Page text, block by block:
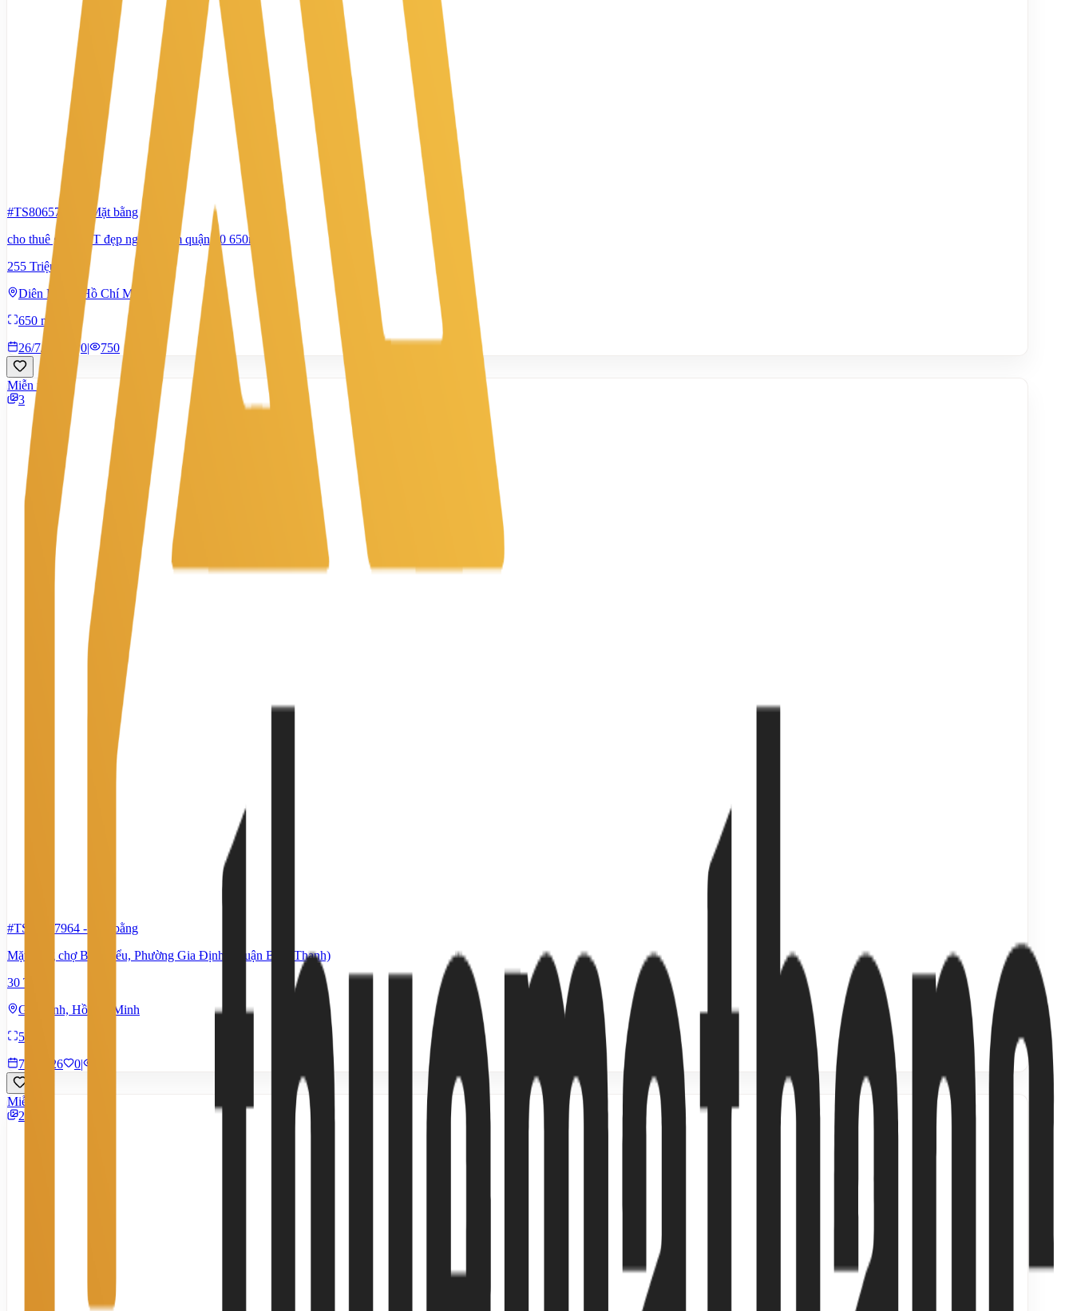
#TS80657122
Mặt bằng
cho thuê góc 2MT đẹp ngang 14m quận 10 650m2
255 Triệu
Diên Hồng, Hồ Chí Minh
650 m²
26/7/2026
0| 750
Miễn phí
3
#TS90147964 -
Mặt bằng
Mặt bằng chợ Bà Chiểu, Phường Gia Định ( Quận Bình Thạnh)
30 Triệu
Gia Định, Hồ Chí Minh
54 m²
7/8/2026
0|
Miễn phí
2